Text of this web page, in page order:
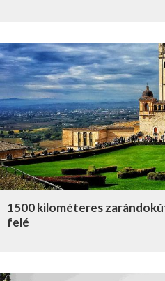
1500 kilométeres
felé